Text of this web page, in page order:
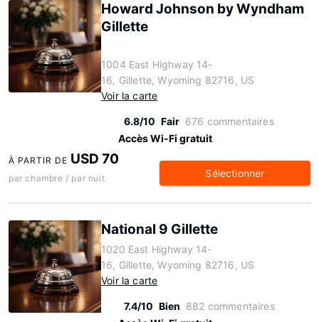
Howard Johnson by Wyndham
Gillette
1004 East Highway 14-
16, Gillette, Wyoming 82716, US
Voir la carte
6.8/10 Fair 676 commentaires
Accès Wi-Fi gratuit
À PARTIR DE USD 70
par chambre / par nuit Sélectionner
National 9 Gillette
1020 East Highway 14-
16, Gillette, Wyoming 82716, US
Voir la carte
7.4/10 Bien 882 commentaires